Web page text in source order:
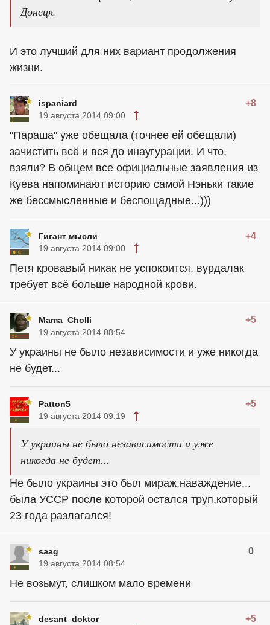
Донецк.
И это лучший для них вариант продолжения
жизни.
ispaniard +8
19 августа 2014 09:00
"Параша" уже обещала (точнее ей обещали)
зачистить всё и вся до инаугурации. И что,
взяли? В общем все официальные заявления из
Куева напоминают историю самой Нэньки такие
же бессмысленные и беспощадные...)))
Гигант мысли +4
19 августа 2014 09:00
Петя кровавый никак не успокоится, вурдалак
требует всё больше народной крови.
Mama_Cholli +5
19 августа 2014 08:54
У украины не было независимости и уже никогда
не будет...
Patton5 +5
19 августа 2014 09:19
У украины не было независимости и уже
никогда не будет...
Не было украины это был мираж,наваждение...
была УССР после которой остался труп,который
23 года разлагался!
saag 0
19 августа 2014 08:54
Не возьмут, слишком мало времени
desant_doktor +5